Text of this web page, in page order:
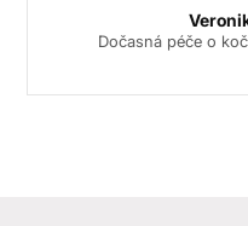
Dočasná péče o